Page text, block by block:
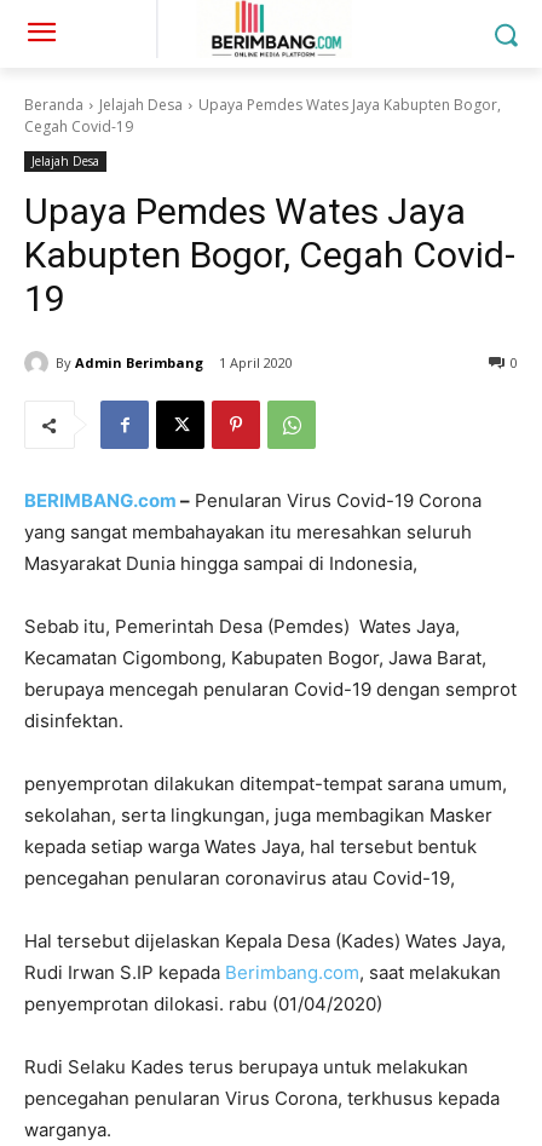
Beranda Jelajah Desa
Upaya Pemdes Wates Jaya Kabupten Bogor,
Cegah Covid-19
Jelajah Desa
Upaya Pemdes Wates Jaya
Kabupten Bogor, Cegah Covid-
19
By Admin Berimbang 1 April 2020 0
BERIMBANG.com – Penularan Virus Covid-19 Corona
yang sangat membahayakan itu meresahkan seluruh
Masyarakat Dunia hingga sampai di Indonesia,
Sebab itu, Pemerintah Desa (Pemdes) Wates Jaya,
Kecamatan Cigombong, Kabupaten Bogor, Jawa Barat,
berupaya mencegah penularan Covid-19 dengan semprot
disinfektan.
penyemprotan dilakukan ditempat-tempat sarana umum,
sekolahan, serta lingkungan, juga membagikan Masker
kepada setiap warga Wates Jaya, hal tersebut bentuk
pencegahan penularan coronavirus atau Covid-19,
Hal tersebut dijelaskan Kepala Desa (Kades) Wates Jaya,
Rudi Irwan S.IP kepada Berimbang.com, saat melakukan
penyemprotan dilokasi. rabu (01/04/2020)
Rudi Selaku Kades terus berupaya untuk melakukan
pencegahan penularan Virus Corona, terkhusus kepada
warganya.